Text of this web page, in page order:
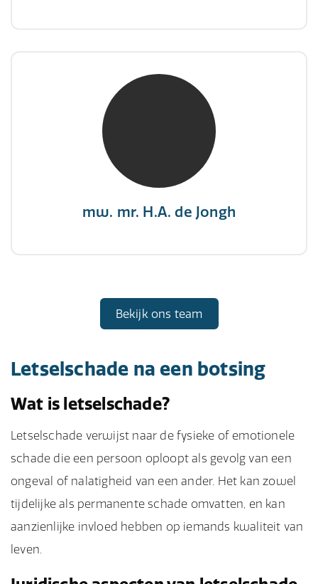
mw. mr. H.A. de Jongh
mw. mr. H.A. de Jongh
NIVRE Register-Expert
"There is no elevator to succes, you need to
Bekijk ons team
Letselschade na een botsing
Wat is letselschade?
Letselschade verwijst naar de fysieke of emotionele
schade die een persoon oploopt als gevolg van een
ongeval of nalatigheid van een ander. Het kan zowel
tijdelijke als permanente schade omvatten, en kan
aanzienlijke invloed hebben op iemands kwaliteit van
leven.